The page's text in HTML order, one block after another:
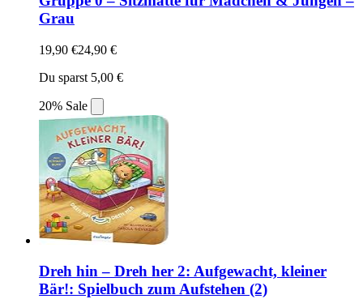
Grau
19,90 €24,90 €
Du sparst 5,00 €
20% Sale
Dreh hin – Dreh her 2: Aufgewacht, kleiner
Bär!: Spielbuch zum Aufstehen (2)